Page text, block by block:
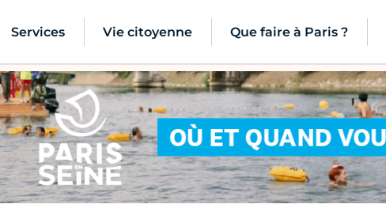
Services Vie citoyenne Que faire à Paris ?